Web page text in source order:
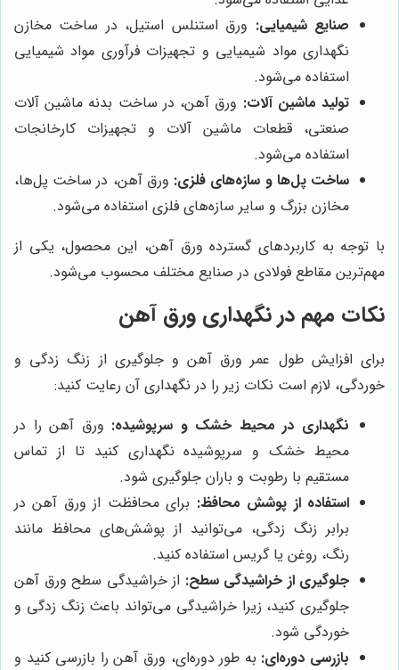
صنایع شیمیایی: ورق استنلس استیل، در ساخت مخازن
نگهداری مواد شیمیایی و تجهیزات فرآوری مواد شیمیایی
استفاده می‌شود.
تولید ماشین آلات: ورق آهن، در ساخت بدنه ماشین آلات
صنعتی، قطعات ماشین آلات و تجهیزات کارخانجات
استفاده می‌شود.
ساخت پل‌ها و سازه‌های فلزی: ورق آهن، در ساخت پل‌ها،
مخازن بزرگ و سایر سازه‌های فلزی استفاده می‌شود.
با توجه به کاربردهای گسترده ورق آهن، این محصول، یکی از
مهم‌ترین مقاطع فولادی در صنایع مختلف محسوب می‌شود.
نکات مهم در نگهداری ورق آهن
برای افزایش طول عمر ورق آهن و جلوگیری از زنگ زدگی و
خوردگی، لازم است نکات زیر را در نگهداری آن رعایت کنید:
نگهداری در محیط خشک و سرپوشیده: ورق آهن را در
محیط خشک و سرپوشیده نگهداری کنید تا از تماس
مستقیم با رطوبت و باران جلوگیری شود.
استفاده از پوشش محافظ: برای محافظت از ورق آهن در
برابر زنگ زدگی، می‌توانید از پوشش‌های محافظ مانند
رنگ، روغن یا گریس استفاده کنید.
جلوگیری از خراشیدگی سطح: از خراشیدگی سطح ورق آهن
جلوگیری کنید، زیرا خراشیدگی می‌تواند باعث زنگ زدگی و
خوردگی شود.
بازرسی دوره‌ای: به طور دوره‌ای، ورق آهن را بازرسی کنید و